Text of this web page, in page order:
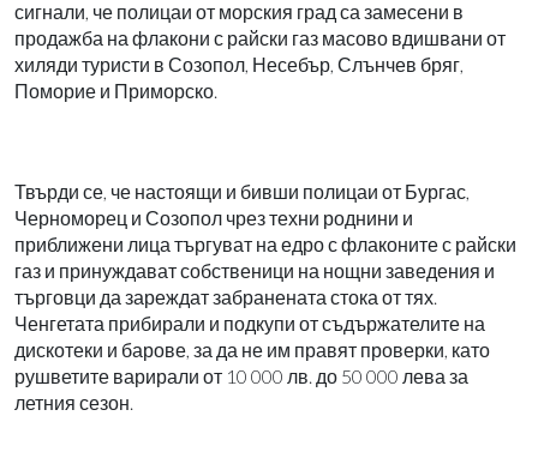
сигнали, че полицаи от морския град са замесени в
продажба на флакони с райски газ масово вдишвани от
хиляди туристи в Созопол, Несебър, Слънчев бряг,
Поморие и Приморско.
Твърди се, че настоящи и бивши полицаи от Бургас,
Черноморец и Созопол чрез техни роднини и
приближени лица търгуват на едро с флаконите с райски
газ и принуждават собственици на нощни заведения и
търговци да зареждат забранената стока от тях.
Ченгетата прибирали и подкупи от съдържателите на
дискотеки и барове, за да не им правят проверки, като
рушветите варирали от 10 000 лв. до 50 000 лева за
летния сезон.